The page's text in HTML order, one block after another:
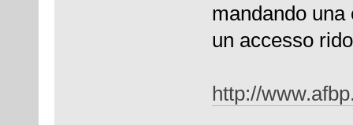
mandando
un accesso
http://